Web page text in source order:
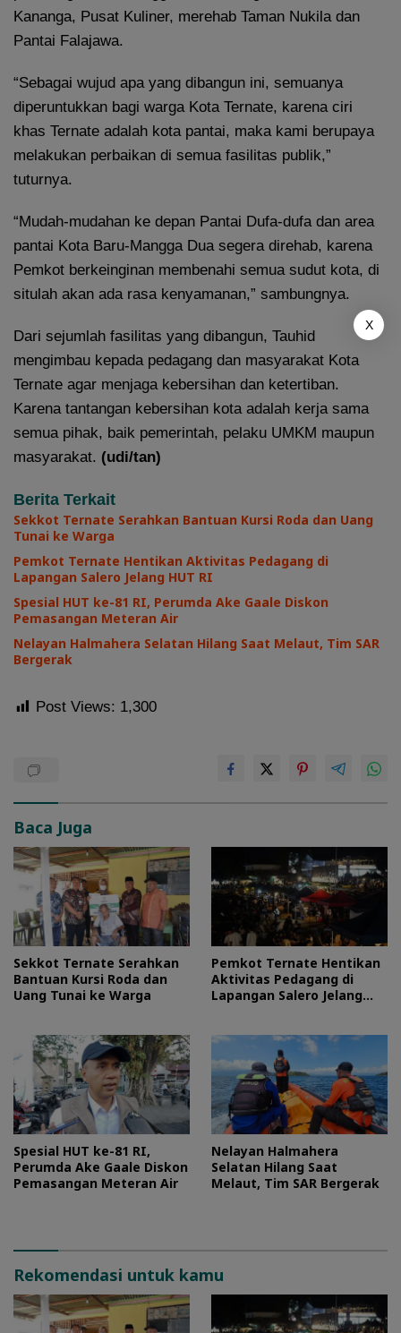
Kananga, Pusat Kuliner, merehab Taman Nukila dan
Pantai Falajawa.
“Sebagai wujud apa yang dibangun ini, semuanya
diperuntukkan bagi warga Kota Ternate, karena ciri
khas Ternate adalah kota pantai, maka kami berupaya
melakukan perbaikan di semua fasilitas publik,”
tuturnya.
“Mudah-mudahan ke depan Pantai Dufa-dufa dan area
pantai Kota Baru-Mangga Dua segera direhab, karena
Pemkot berkeinginan membenahi semua sudut kota, di
situlah akan ada rasa kenyamanan,” sambungnya.
Dari sejumlah fasilitas yang dibangun, Tauhid
mengimbau kepada pedagang dan masyarakat Kota
Ternate agar menjaga kebersihan dan ketertiban.
Karena tantangan kebersihan kota adalah kerja sama
semua pihak, baik pemerintah, pelaku UMKM maupun
masyarakat. (udi/tan)
Berita Terkait
Sekkot Ternate Serahkan Bantuan Kursi Roda dan Uang
Tunai ke Warga
Pemkot Ternate Hentikan Aktivitas Pedagang di
Lapangan Salero Jelang HUT RI
Spesial HUT ke-81 RI, Perumda Ake Gaale Diskon
Pemasangan Meteran Air
Nelayan Halmahera Selatan Hilang Saat Melaut, Tim SAR
Bergerak
Post Views: 1,300
Baca Juga
Sekkot Ternate Serahkan
Bantuan Kursi Roda dan
Uang Tunai ke Warga
Pemkot Ternate Hentikan
Aktivitas Pedagang di
Lapangan Salero Jelang
Spesial HUT ke-81 RI,
Perumda Ake Gaale Diskon
Pemasangan Meteran Air
Nelayan Halmahera
Selatan Hilang Saat
Melaut, Tim SAR Bergerak
Rekomendasi untuk kamu
X